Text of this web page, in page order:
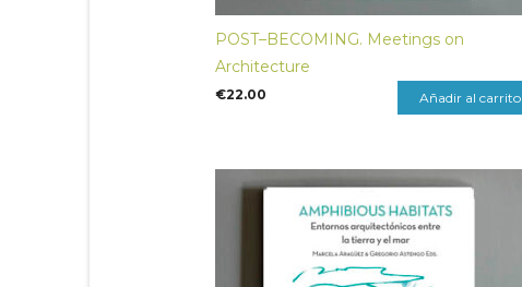
POST–BECOMING. Meetings on
Architecture
€22.00 Añadir al carrito